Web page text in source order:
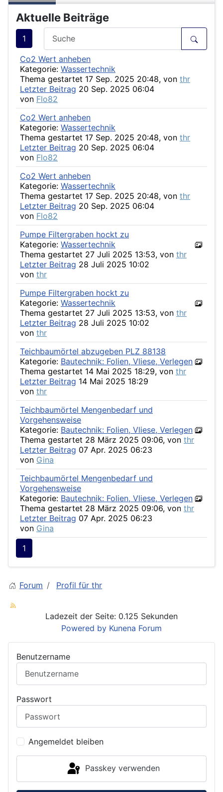
Aktuelle Beiträge
1
Co2 Wert anheben
Kategorie: Wassertechnik
Thema gestartet 17 Sep. 2025 20:48, von thr
Letzter Beitrag 20 Sep. 2025 06:04
von Flo82
Co2 Wert anheben
Kategorie: Wassertechnik
Thema gestartet 17 Sep. 2025 20:48, von thr
Letzter Beitrag 20 Sep. 2025 06:04
von Flo82
Co2 Wert anheben
Kategorie: Wassertechnik
Thema gestartet 17 Sep. 2025 20:48, von thr
Letzter Beitrag 20 Sep. 2025 06:04
von Flo82
Pumpe Filtergraben hockt zu
Kategorie: Wassertechnik
Thema gestartet 27 Juli 2025 13:53, von thr
Letzter Beitrag 28 Juli 2025 10:02
von thr
Pumpe Filtergraben hockt zu
Kategorie: Wassertechnik
Thema gestartet 27 Juli 2025 13:53, von thr
Letzter Beitrag 28 Juli 2025 10:02
von thr
Teichbaumörtel abzugeben PLZ 88138
Kategorie: Bautechnik: Folien, Vliese, Verlegen
Thema gestartet 14 Mai 2025 18:29, von thr
Letzter Beitrag 14 Mai 2025 18:29
von thr
Teichbaumörtel Mengenbedarf und
Vorgehensweise
Kategorie: Bautechnik: Folien, Vliese, Verlegen
Thema gestartet 28 März 2025 09:06, von thr
Letzter Beitrag 07 Apr. 2025 06:23
von Gina
Teichbaumörtel Mengenbedarf und
Vorgehensweise
Kategorie: Bautechnik: Folien, Vliese, Verlegen
Thema gestartet 28 März 2025 09:06, von thr
Letzter Beitrag 07 Apr. 2025 06:23
von Gina
1
Forum Profil für thr
Ladezeit der Seite: 0.125 Sekunden
Powered by Kunena Forum
Benutzername
Passwort
Angemeldet bleiben
Passkey verwenden